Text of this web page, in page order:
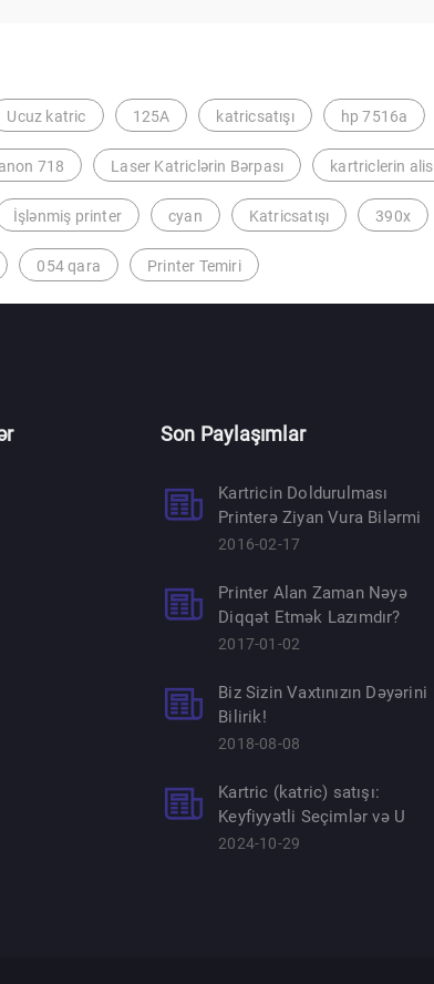
Ucuz katric 125A katricsatışı hp 7516a
718 Laser Katriclərin Bərpası kartriclerin
İşlənmiş printer cyan Katricsatışı 390x
054 qara Printer Temiri
Son Paylaşımlar
Kartricin Doldurulması
Printerə Ziyan Vura Bilərmi
2016-02-17
Printer Alan Zaman Nəyə
Diqqət Etmək Lazımdır?
2017-01-02
Biz Sizin Vaxtınızın Dəyərini
Bilirik!
2018-08-08
Kartric (katric) satışı:
Keyfiyyətli Seçimlər və U
2024-10-29